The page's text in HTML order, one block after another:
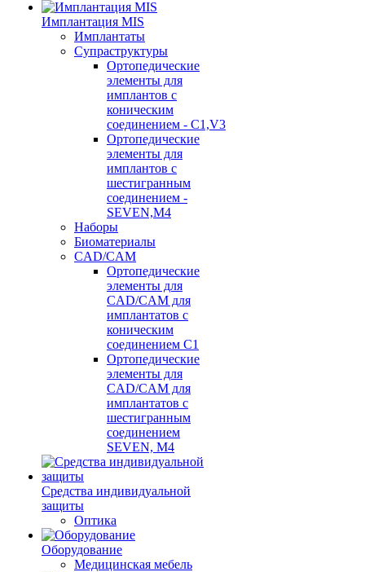
Имплантация MIS
Имплантаты
Супраструктуры
Ортопедические
элементы для
имплантов с
коническим
соединением - C1,V3
Ортопедические
элементы для
имплантов с
шестигранным
соединением -
SEVEN,M4
Наборы
Биоматериалы
CAD/CAM
Ортопедические
элементы для
CAD/CAM для
имплантатов с
коническим
соединением С1
Ортопедические
элементы для
CAD/CAM для
имплантатов с
шестигранным
соединением
SEVEN, М4
Средства индивидуальной
защиты
Оптика
Оборудование
Медицинская мебель